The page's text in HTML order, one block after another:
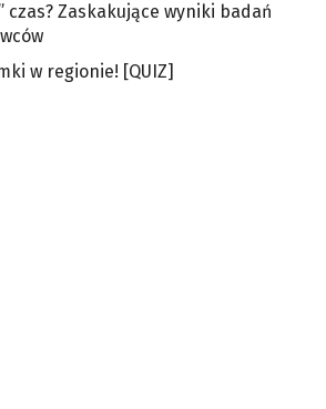
czas? Zaskakujące wyniki badań
w regionie! [QUIZ]